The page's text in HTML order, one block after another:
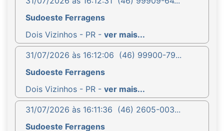
Sudoeste Ferragens
Dois Vizinhos - PR - ver mais...
31/07/2026 às 16:12:06 (46) 99900-79...
Sudoeste Ferragens
Dois Vizinhos - PR - ver mais...
31/07/2026 às 16:11:36 (46) 2605-003...
Sudoeste Ferragens